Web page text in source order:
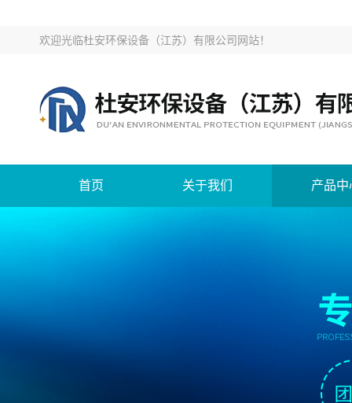
欢迎光临杜安环保设备（江苏）有限公司网站！
首页 关于我们 产品中